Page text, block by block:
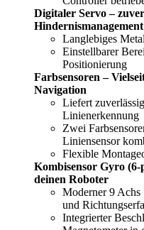
Digitaler Servo –
Hindernismanagement
Langlebiges
Einstellbarer
Positionierung
Farbsensoren –
Navigation
Liefert
Linienerkennung
Zwei
Liniensensor
Flexible
Kombisensor Gyro
deinen Roboter
Moderner 9 Achs
und
Integrierter